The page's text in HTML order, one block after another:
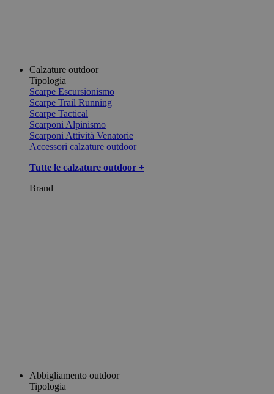
Calzature outdoor
Tipologia
Scarpe Escursionismo
Scarpe Trail Running
Scarpe Tactical
Scarponi Alpinismo
Scarponi Attività Venatorie
Accessori calzature outdoor
Tutte le calzature outdoor +
Brand
Abbigliamento outdoor
Tipologia